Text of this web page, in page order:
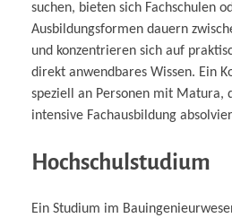
suchen, bieten sich Fachschulen
Ausbildungsformen dauern
und konzentrieren sich auf
direkt anwendbares Wissen. Ein
speziell an Personen mit Matura,
intensive Fachausbildung
Hochschulstudium
Ein Studium im